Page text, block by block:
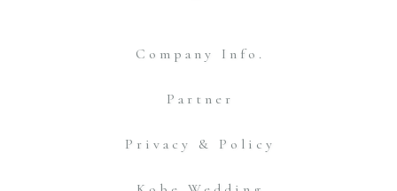
Company Info.
Partner
Privacy & Policy